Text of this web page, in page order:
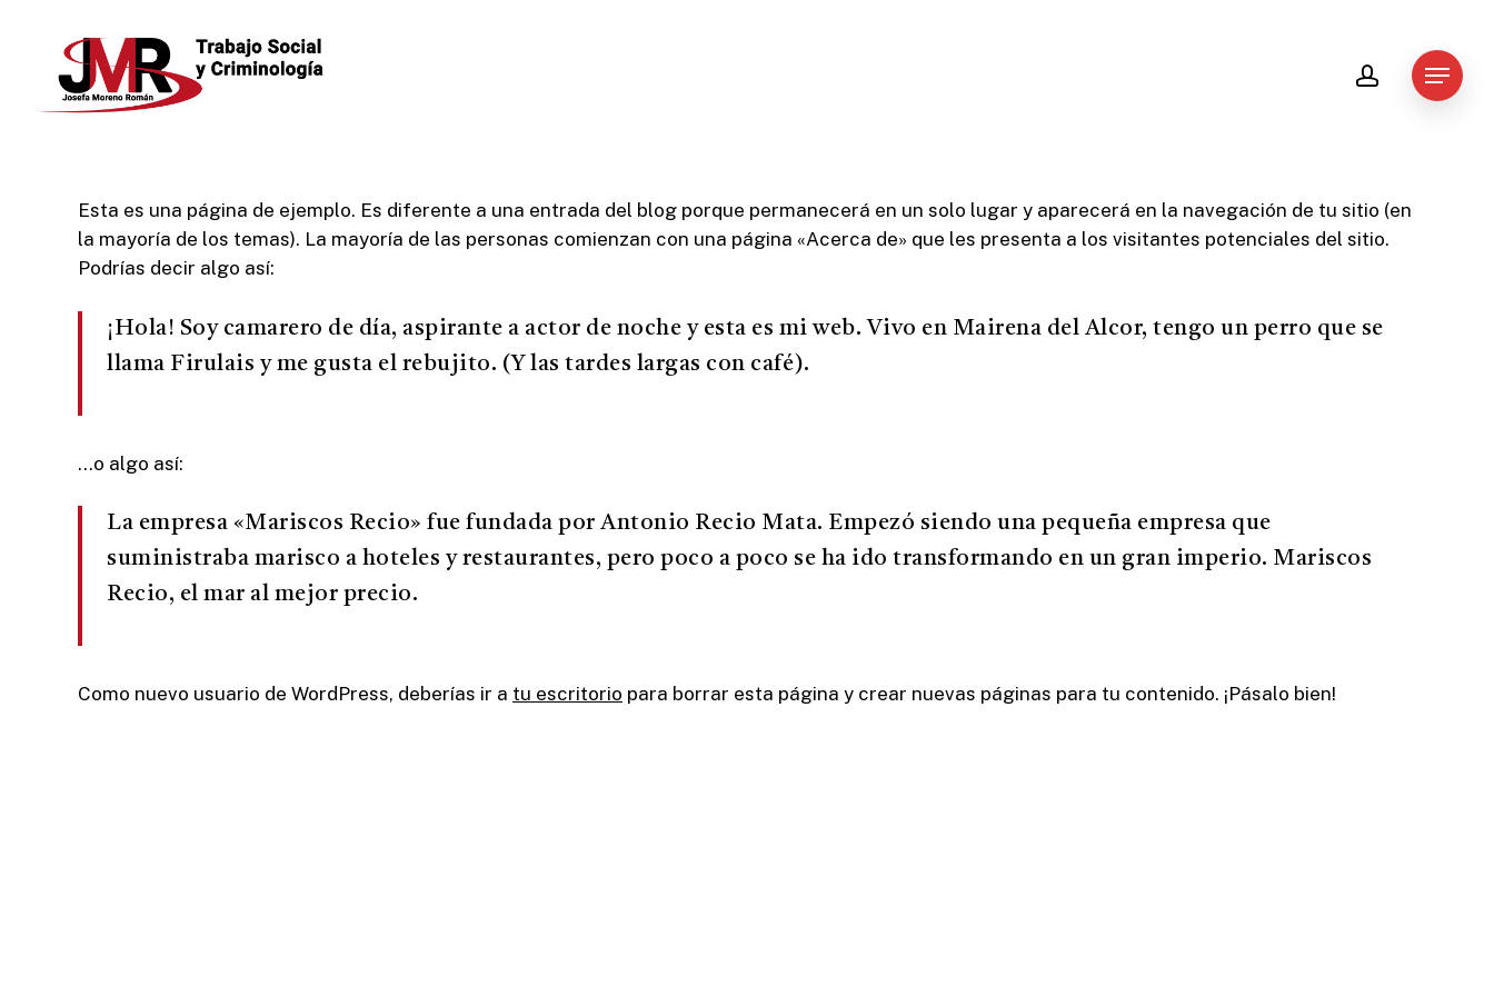
content
account
Menu
Esta es una página de ejemplo. Es diferente a una entrada del blog porque permanecerá en un solo lugar y aparecerá en la navegación de tu sitio (en
la mayoría de los temas). La mayoría de las personas comienzan con una página «Acerca de» que les presenta a los visitantes potenciales del sitio.
Podrías decir algo así:
¡Hola! Soy camarero de día, aspirante a actor de noche y esta es mi web. Vivo en Mairena del Alcor, tengo un perro que se
llama Firulais y me gusta el rebujito. (Y las tardes largas con café).
…o algo así:
La empresa «Mariscos Recio» fue fundada por Antonio Recio Mata. Empezó siendo una pequeña empresa que
suministraba marisco a hoteles y restaurantes, pero poco a poco se ha ido transformando en un gran imperio. Mariscos
Recio, el mar al mejor precio.
Como nuevo usuario de WordPress, deberías ir a tu escritorio para borrar esta página y crear nuevas páginas para tu contenido. ¡Pásalo bien!